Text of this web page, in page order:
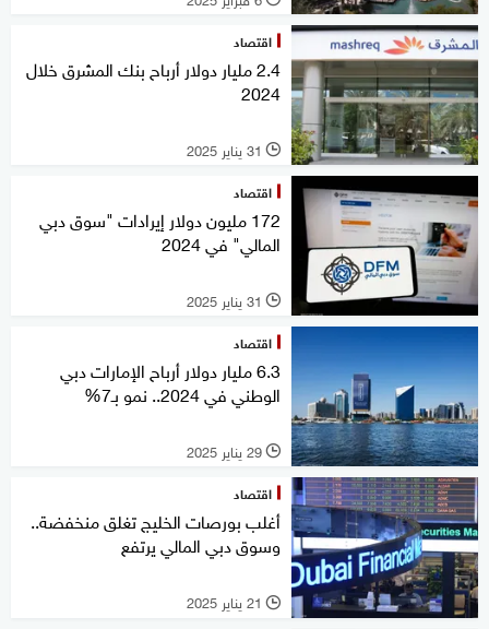
اقتصاد
2.4 مليار دولار أرباح بنك المشرق خلال
2024
l 31 يناير 2025
اقتصاد
172 مليون دولار إيرادات "سوق دبي
المالي" في 2024
l 31 يناير 2025
اقتصاد
6.3 مليار دولار أرباح الإمارات دبي
الوطني في 2024.. نمو بـ7%
l 29 يناير 2025
اقتصاد
أغلب بورصات الخليج تغلق منخفضة..
وسوق دبي المالي يرتفع
l 21 يناير 2025